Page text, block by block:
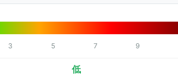
3 5 7 9
低